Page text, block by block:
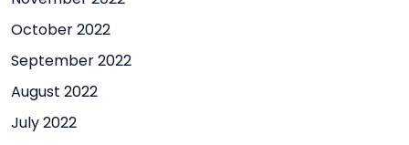
October 2022
September 2022
August 2022
July 2022